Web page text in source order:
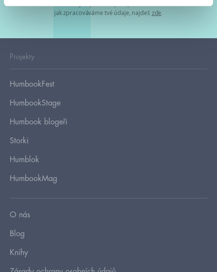
jak zpracováváme tvé údaje, najdeš zde.
Projekty
HumbookFest
HumbookStage
Humbook blogeři
Storki
Humblok
HumbookMag
O nás
Blog
Knihy